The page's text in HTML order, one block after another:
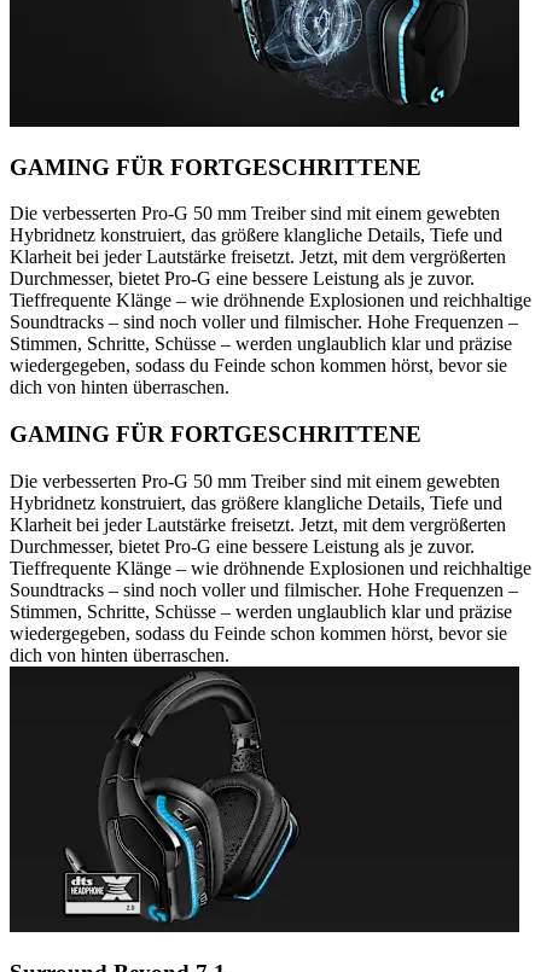
GAMING FÜR FORTGESCHRITTENE
Die verbesserten Pro-G 50 mm Treiber sind mit einem gewebten
Hybridnetz konstruiert, das größere klangliche Details, Tiefe und
Klarheit bei jeder Lautstärke freisetzt. Jetzt, mit dem vergrößerten
Durchmesser, bietet Pro-G eine bessere Leistung als je zuvor.
Tieffrequente Klänge – wie dröhnende Explosionen und reichhaltige
Soundtracks – sind noch voller und filmischer. Hohe Frequenzen –
Stimmen, Schritte, Schüsse – werden unglaublich klar und präzise
wiedergegeben, sodass du Feinde schon kommen hörst, bevor sie
dich von hinten überraschen.
GAMING FÜR FORTGESCHRITTENE
Die verbesserten Pro-G 50 mm Treiber sind mit einem gewebten
Hybridnetz konstruiert, das größere klangliche Details, Tiefe und
Klarheit bei jeder Lautstärke freisetzt. Jetzt, mit dem vergrößerten
Durchmesser, bietet Pro-G eine bessere Leistung als je zuvor.
Tieffrequente Klänge – wie dröhnende Explosionen und reichhaltige
Soundtracks – sind noch voller und filmischer. Hohe Frequenzen –
Stimmen, Schritte, Schüsse – werden unglaublich klar und präzise
wiedergegeben, sodass du Feinde schon kommen hörst, bevor sie
dich von hinten überraschen.